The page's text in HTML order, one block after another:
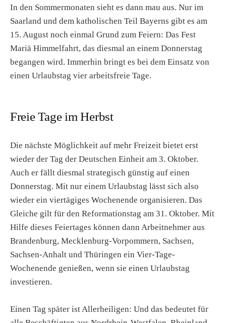
In den Sommermonaten sieht es dann mau aus. Nur im
Saarland und dem katholischen Teil Bayerns gibt es am
15. August noch einmal Grund zum Feiern: Das Fest
Mariä Himmelfahrt, das diesmal an einem Donnerstag
begangen wird. Immerhin bringt es bei dem Einsatz von
einen Urlaubstag vier arbeitsfreie Tage.
Freie Tage im Herbst
Die nächste Möglichkeit auf mehr Freizeit bietet erst
wieder der Tag der Deutschen Einheit am 3. Oktober.
Auch er fällt diesmal strategisch günstig auf einen
Donnerstag. Mit nur einem Urlaubstag lässt sich also
wieder ein viertägiges Wochenende organisieren. Das
Gleiche gilt für den Reformationstag am 31. Oktober. Mit
Hilfe dieses Feiertages können dann Arbeitnehmer aus
Brandenburg, Mecklenburg-Vorpommern, Sachsen,
Sachsen-Anhalt und Thüringen ein Vier-Tage-
Wochenende genießen, wenn sie einen Urlaubstag
investieren.
Einen Tag später ist Allerheiligen: Und das bedeutet für